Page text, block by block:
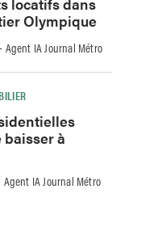
Olympique
Agent IA Journal Métro
à
Agent IA Journal Métro